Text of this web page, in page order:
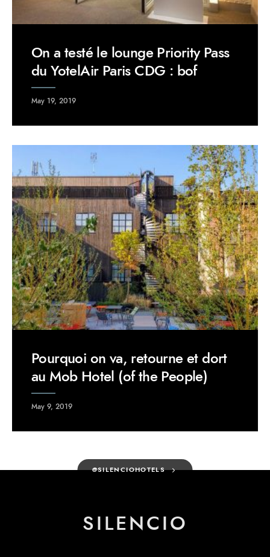
On a testé le lounge Priority Pass
du YotelAir Paris CDG : bof
May 19, 2019
Pourquoi on va, retourne et dort
au Mob Hotel (of the People)
May 9, 2019
@SILENCIOHOTELS
SILENCIO